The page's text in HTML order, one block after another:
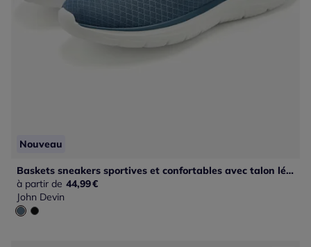
Nouveau
Baskets sneakers sportives et confortables avec talon légèrement rembourré et semelle flexible pour un confort optimal
à partir de 44,99€
John Devin